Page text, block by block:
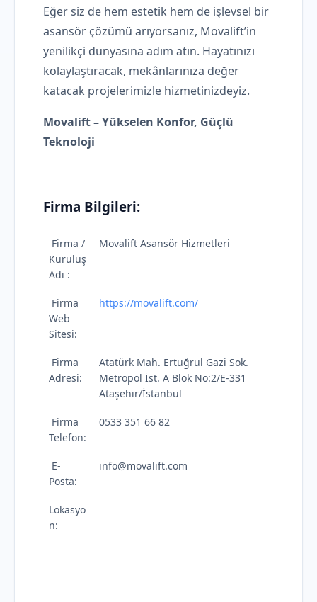
Eğer siz de hem estetik hem de işlevsel bir
asansör çözümü arıyorsanız, Movalift’in
yenilikçi dünyasına adım atın. Hayatınızı
kolaylaştıracak, mekânlarınıza değer
katacak projelerimizle hizmetinizdeyiz.
Movalift – Yükselen Konfor, Güçlü
Teknoloji
Firma Bilgileri:
Firma /
Kuruluş
Adı :
Movalift Asansör Hizmetleri
Firma
Web
Sitesi:
https://movalift.com/
Firma
Adresi:
Atatürk Mah. Ertuğrul Gazi Sok.
Metropol İst. A Blok No:2/E-331
Ataşehir/İstanbul
Firma
Telefon:
0533 351 66 82
E-
Posta:
info@movalift.com
Lokasyo
n: